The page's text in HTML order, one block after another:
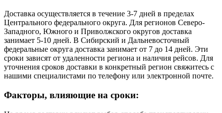
Доставка осуществляется в течение 3-7 дней в пределах
Центрального федерального округа. Для регионов Северо-
Западного, Южного и Приволжского округов доставка
занимает 5-10 дней. В Сибирский и Дальневосточный
федеральные округа доставка занимает от 7 до 14 дней. Эти
сроки зависят от удаленности региона и наличия рейсов. Для
уточнения сроков доставки в конкретный регион свяжитесь с
нашими специалистами по телефону или электронной почте.
Факторы, влияющие на сроки: